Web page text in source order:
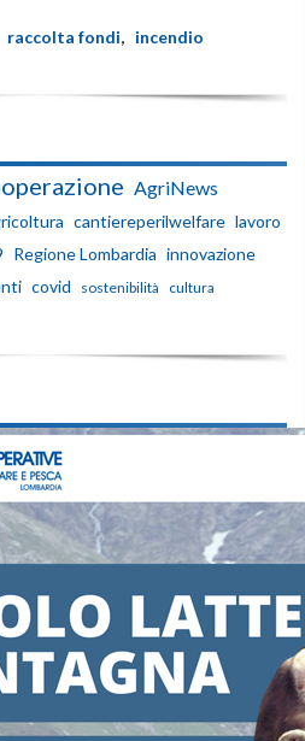
raccolta fondi, incendio
AgriNews
cantiereperilwelfare lavoro
Regione Lombardia innovazione
covid sostenibilità
cultura